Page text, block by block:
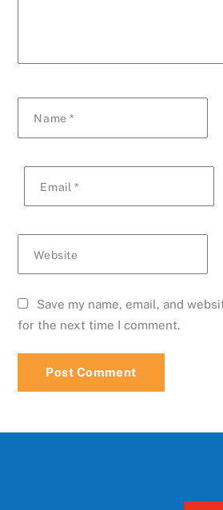
Name*
Email *
Website
Save my name, email, and
for the next time I comment.